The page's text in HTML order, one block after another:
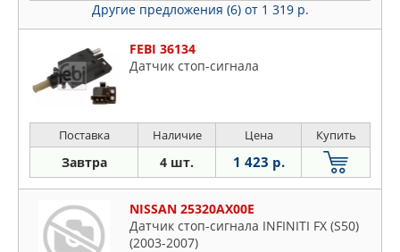
Другие предложения (6) от 1 319 р.
FEBI 36134
Датчик стоп-сигнала
Поставка Наличие Цена Купить
Завтра 4 шт. 1 423 р.
NISSAN 25320AX00E
Датчик стоп-сигнала INFINITI FX (S50)
(2003-2007)